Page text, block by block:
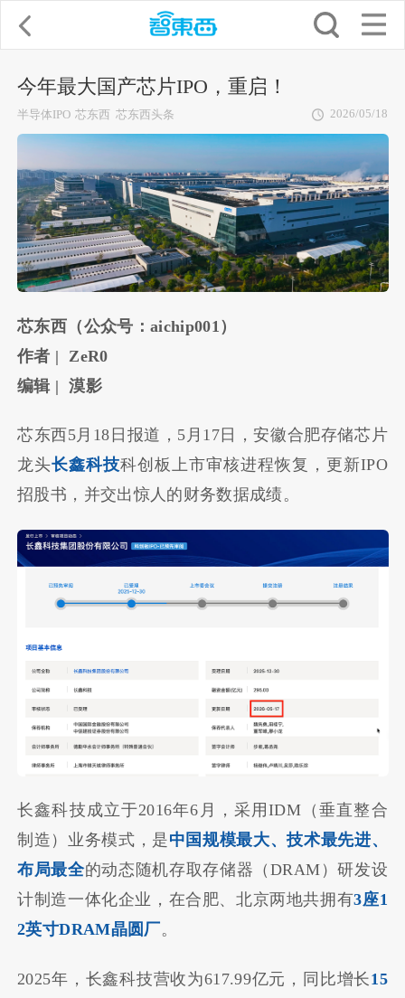
今年最大国产芯片IPO，重启！
半导体IPO 芯东西 芯东西头条 2026/05/18
芯东西（公众号：aichip001）
作者 | ZeR0
编辑 | 漠影
芯东西5月18日报道，5月17日，安徽合肥存储芯片
龙头长鑫科技科创板上市审核进程恢复，更新IPO
招股书，并交出惊人的财务数据成绩。
长鑫科技成立于2016年6月，采用IDM（垂直整合
制造）业务模式，是中国规模最大、技术最先进、
布局最全的动态随机存取存储器（DRAM）研发设
计制造一体化企业，在合肥、北京两地共拥有3座1
2英寸DRAM晶圆厂。
2025年，长鑫科技营收为617.99亿元，同比增长15